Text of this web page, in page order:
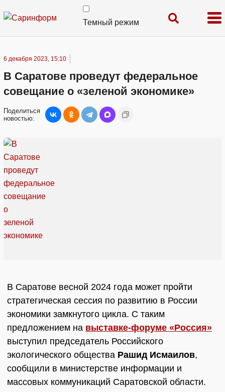
Темный режим
6 декабря 2023, 15:10
В Саратове проведут федеральное
совещание о «зеленой экономике»
Поделиться
новостью:
В Саратове весной 2024 года может пройти
стратегическая сессия по развитию в России
экономики замкнутого цикла. С таким
предложением на выставке-форуме «Россия»
выступил председатель Российского
экологического общества Рашид Исмаилов,
сообщили в министерстве информации и
массовых коммуникаций Саратовской области.